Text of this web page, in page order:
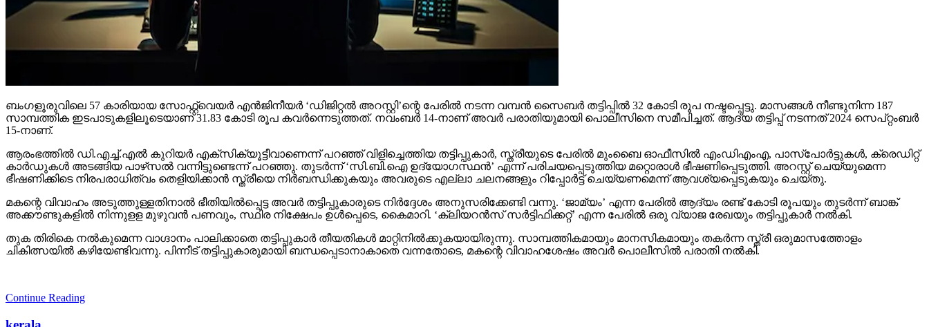
ബംഗളൂരുവിലെ 57 കാരിയായ സോഫ്റ്റ്വെയര്‍ എന്‍ജിനീയര്‍ ‘ഡിജിറ്റല്‍ അറസ്റ്റി’ന്റെ പേരില്‍ നടന്ന വമ്പന്‍ സൈബര്‍ തട്ടിപ്പില്‍ 32 കോടി രൂപ നഷ്ടപ്പെട്ടു. മാസങ്ങള്‍ നീണ്ടുനിന്ന 187
സാമ്പത്തിക ഇടപാടുകളിലൂടെയാണ് 31.83 കോടി രൂപ കവര്‍ന്നെടുത്തത്. നവംബര്‍ 14-നാണ് അവര്‍ പരാതിയുമായി പൊലീസിനെ സമീപിച്ചത്. ആദ്യ തട്ടിപ്പ് നടന്നത് 2024 സെപ്റ്റംബര്‍
15-നാണ്.
ആരംഭത്തില്‍ ഡി.എച്ച്.എല്‍ കുറിയര്‍ എക്‌സിക്യൂട്ടീവാണെന്ന് പറഞ്ഞ് വിളിച്ചെത്തിയ തട്ടിപ്പുകാര്‍, സ്ത്രീയുടെ പേരില്‍ മുംബൈ ഓഫീസില്‍ എംഡിഎംഎ, പാസ്പോര്‍ട്ടുകള്‍, ക്രെഡിറ്റ്
കാര്‍ഡുകള്‍ അടങ്ങിയ പാഴ്‌സല്‍ വന്നിട്ടുണ്ടെന്ന് പറഞ്ഞു. തുടര്‍ന്ന് ‘സി.ബി.ഐ ഉദ്യോഗസ്ഥന്‍’ എന്ന് പരിചയപ്പെടുത്തിയ മറ്റൊരാള്‍ ഭീഷണിപ്പെടുത്തി. അറസ്റ്റ് ചെയ്യുമെന്ന
ഭീഷണിക്കിടെ നിരപരാധിത്വം തെളിയിക്കാന്‍ സ്ത്രീയെ നിര്‍ബന്ധിക്കുകയും അവരുടെ എല്ലാ ചലനങ്ങളും റിപ്പോര്‍ട്ട് ചെയ്യണമെന്ന് ആവശ്യപ്പെടുകയും ചെയ്തു.
മകന്റെ വിവാഹം അടുത്തുള്ളതിനാല്‍ ഭീതിയില്‍പ്പെട്ട അവര്‍ തട്ടിപ്പുകാരുടെ നിര്‍ദ്ദേശം അനുസരിക്കേണ്ടി വന്നു. ‘ജാമ്യം’ എന്ന പേരില്‍ ആദ്യം രണ്ട് കോടി രൂപയും തുടര്‍ന്ന് ബാങ്ക്
അക്കൗണ്ടുകളില്‍ നിന്നുളള മുഴുവന്‍ പണവും, സ്ഥിര നിക്ഷേപം ഉള്‍പ്പെടെ, കൈമാറി. ‘ക്ലിയറന്‍സ് സര്‍ട്ടിഫിക്കറ്റ്’ എന്ന പേരില്‍ ഒരു വ്യാജ രേഖയും തട്ടിപ്പുകാര്‍ നല്‍കി.
തുക തിരികെ നല്‍കുമെന്ന വാഗ്ദാനം പാലിക്കാതെ തട്ടിപ്പുകാര്‍ തീയതികള്‍ മാറ്റിനില്‍ക്കുകയായിരുന്നു. സാമ്പത്തികമായും മാനസികമായും തകര്‍ന്ന സ്ത്രീ ഒരുമാസത്തോളം
ചികിത്സയില്‍ കഴിയേണ്ടിവന്നു. പിന്നീട് തട്ടിപ്പുകാരുമായി ബന്ധപ്പെടാനാകാതെ വന്നതോടെ, മകന്റെ വിവാഹശേഷം അവര്‍ പൊലീസില്‍ പരാതി നല്‍കി.
Continue Reading